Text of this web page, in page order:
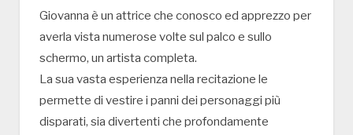
Giovanna è un attrice che conosco ed apprezzo per
averla vista numerose volte sul palco e sullo
schermo, un artista completa.
La sua vasta esperienza nella recitazione le
permette di vestire i panni dei personaggi più
disparati, sia divertenti che profondamente